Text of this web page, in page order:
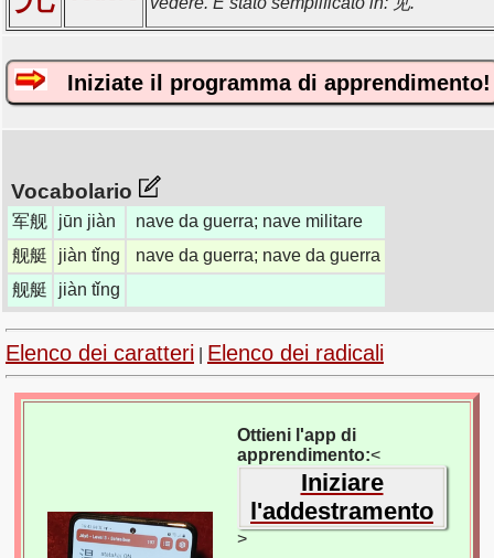
Iniziate il programma di apprendimento!
Vocabolario
军舰 jūn jiàn
nave da guerra; nave militare
舰艇
jiàn tǐng
nave da guerra; nave da guerra
舰艇
jiàn tǐng
Elenco dei caratteri Elenco dei radicali
Ottieni l'app di
apprendimento:<
Iniziare
l'addestramento
>